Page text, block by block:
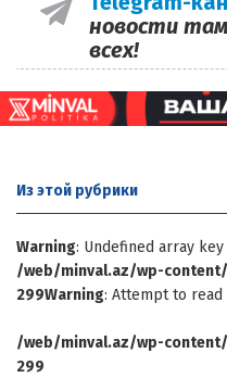
новости
всех!
Из этой рубрики
Warning: Undefined array key
/web/minval.az/wp-
299Warning: Attempt to
/web/minval.az/wp-
299